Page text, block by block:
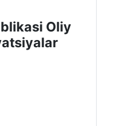
Oliy